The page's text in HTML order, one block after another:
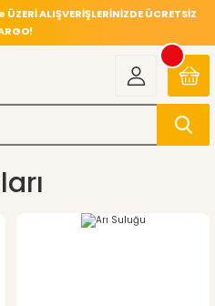
ALIŞVERİŞLERİNİZDE ÜCRETSİZ